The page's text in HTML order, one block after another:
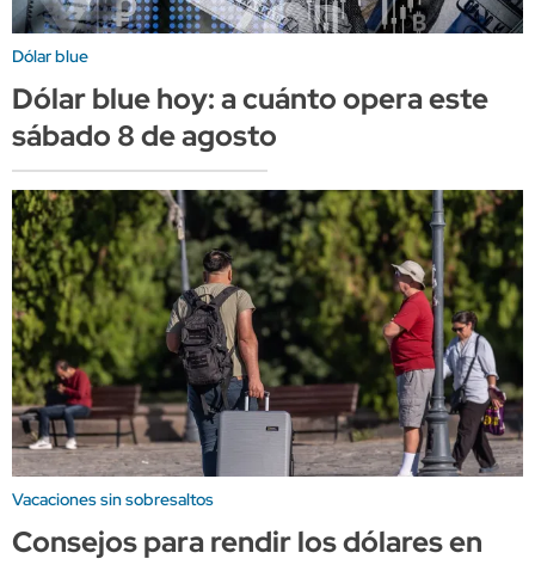
Dólar blue
Dólar blue hoy: a cuánto opera este
sábado 8 de agosto
Vacaciones sin sobresaltos
Consejos para rendir los dólares en